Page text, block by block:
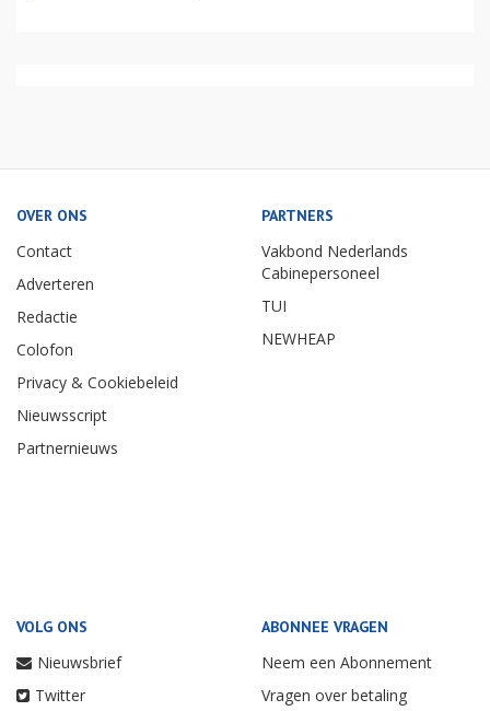
OVER ONS
Contact
Adverteren
Redactie
Colofon
Privacy & Cookiebeleid
Nieuwsscript
Partnernieuws
PARTNERS
Vakbond Nederlands
Cabinepersoneel
TUI
NEWHEAP
VOLG ONS
Nieuwsbrief
Twitter
ABONNEE VRAGEN
Neem een Abonnement
Vragen over betaling